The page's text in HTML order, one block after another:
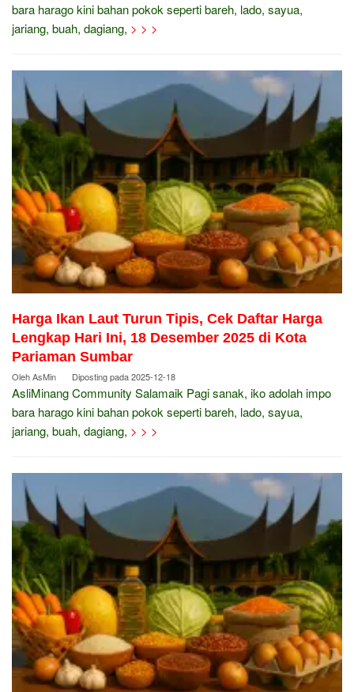
bara harago kini bahan pokok seperti bareh, lado, sayua,
jariang, buah, dagiang, > > >
Harga Ikan Laut Turun Tipis, Cek Daftar Harga
Lengkap Hari Ini, 18 Desember 2025 di Kota
Pariaman Sumbar
OlehAsMin Diposting pada2025-12-18
AsliMinang Community Salamaik Pagi sanak, iko adolah impo
bara harago kini bahan pokok seperti bareh, lado, sayua,
jariang, buah, dagiang, > > >